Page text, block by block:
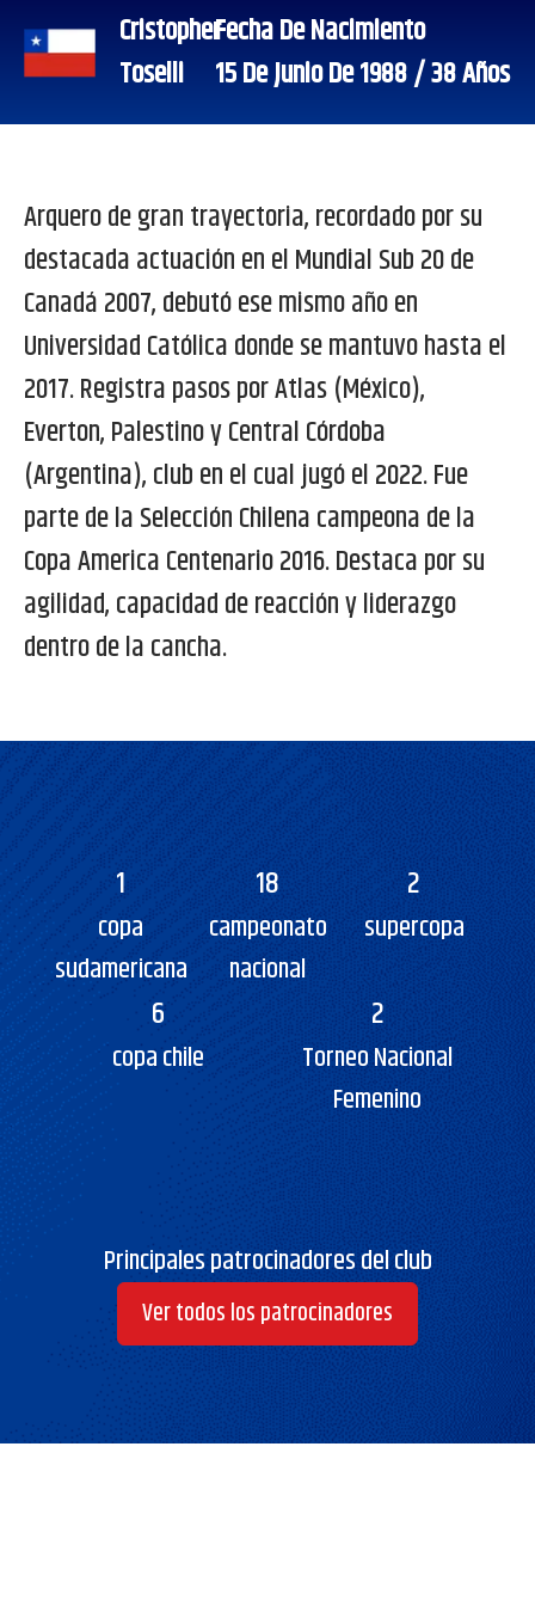
Cristopher
Toselli
Fecha De Nacimiento
15 De Junio De 1988 / 38 Años
Arquero de gran trayectoria, recordado por su
destacada actuación en el Mundial Sub 20 de
Canadá 2007, debutó ese mismo año en
Universidad Católica donde se mantuvo hasta el
2017. Registra pasos por Atlas (México),
Everton, Palestino y Central Córdoba
(Argentina), club en el cual jugó el 2022. Fue
parte de la Selección Chilena campeona de la
Copa America Centenario 2016. Destaca por su
agilidad, capacidad de reacción y liderazgo
dentro de la cancha.
1
copa
sudamericana
18
campeonato
nacional
2
supercopa
6
copa chile
2
Torneo Nacional
Femenino
Principales patrocinadores del club
Ver todos los patrocinadores